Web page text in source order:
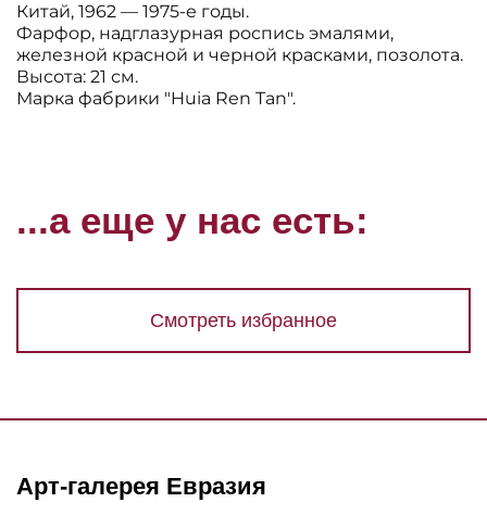
Китай, 1962 — 1975-е годы.
Фарфор, надглазурная роспись эмалями,
железной красной и черной красками, позолота.
Высота: 21 см.
Марка фабрики "Huia Ren Tan".
...а еще у нас есть:
Смотреть избранное
Арт-галерея Евразия